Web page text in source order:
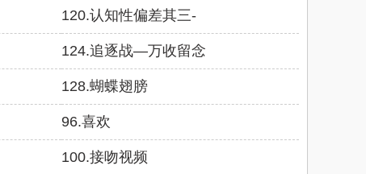
120.认知性偏差其三-
124.追逐战—万收留念
128.蝴蝶翅膀
96.喜欢
100.接吻视频